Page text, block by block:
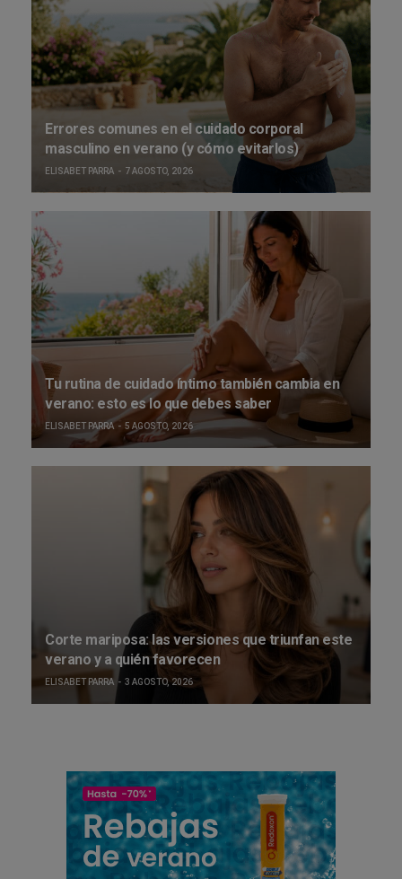
Errores comunes en el cuidado corporal
masculino en verano (y cómo evitarlos)
ELISABET PARRA 7 AGOSTO, 2026
Tu rutina de cuidado íntimo también cambia en
verano: esto es lo que debes saber
ELISABET PARRA 5 AGOSTO, 2026
Corte mariposa: las versiones que triunfan este
verano y a quién favorecen
ELISABET PARRA 3 AGOSTO, 2026